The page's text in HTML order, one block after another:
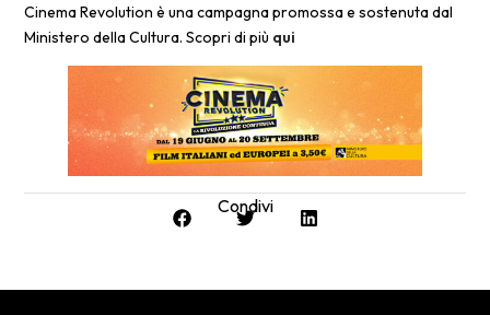
Cinema Revolution è una campagna promossa e sostenuta dal
Ministero della Cultura. Scopri di più qui
Condivi